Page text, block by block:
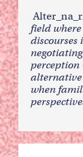
field
discourses
perception
alternative
when